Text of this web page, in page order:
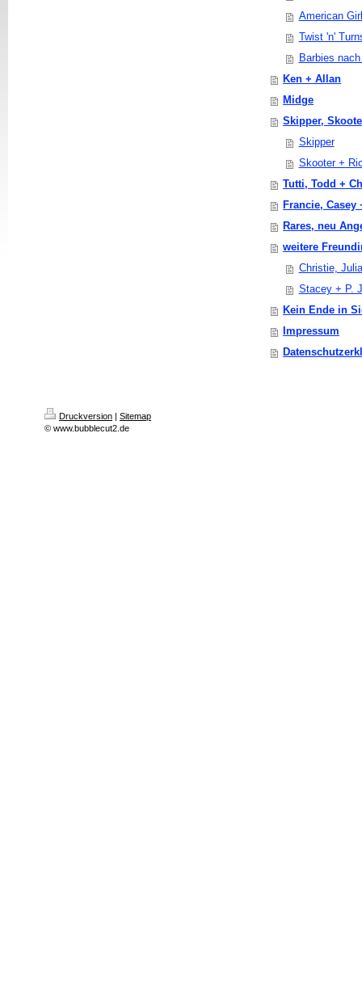
American
Twist 'n'
Barbies
Ken + Allan
Midge
Skipper,
Skipper
Skooter +
Tutti, Todd +
Francie, Casey
Rares, neu
weitere
Christie,
Stacey + P.
Kein Ende in
Impressum
Druckversion | Sitemap
© www.bubblecut2.de